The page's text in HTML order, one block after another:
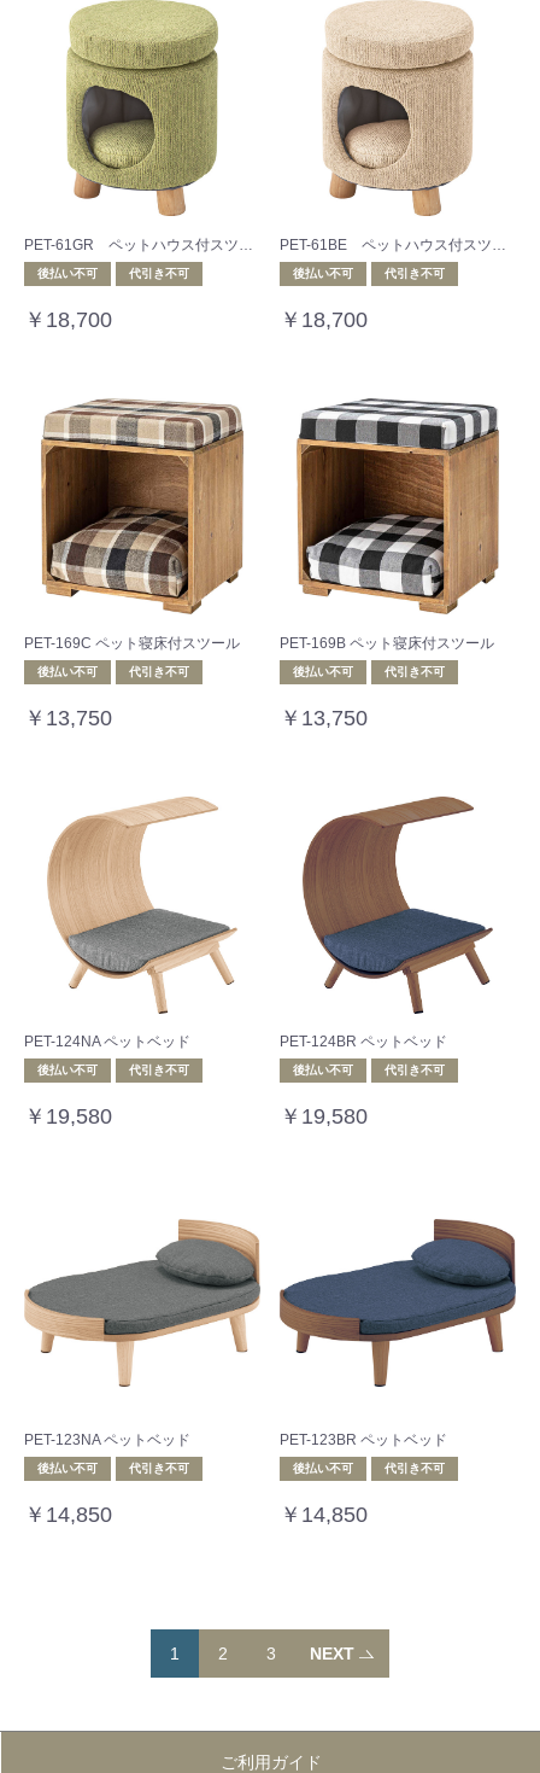
後払い不可 代引き不可
￥18,700
後払い不可 代引き不可
￥18,700
PET-169C ペット寝床付スツール
後払い不可 代引き不可
￥13,750
PET-169B ペット寝床付スツール
後払い不可 代引き不可
￥13,750
PET-124NA ペットベッド
後払い不可 代引き不可
￥19,580
PET-124BR ペットベッド
後払い不可 代引き不可
￥19,580
PET-123NA ペットベッド
後払い不可 代引き不可
￥14,850
PET-123BR ペットベッド
後払い不可 代引き不可
￥14,850
1 2 3 NEXT
ご利用ガイド